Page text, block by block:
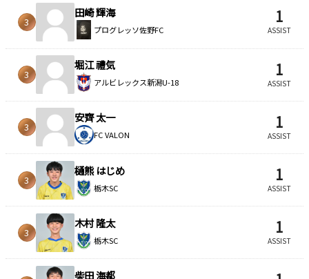
3
田崎 輝海
プログレッソ佐野FC
1
ASSIST
3
堀江 禮気
アルビレックス新潟U-18
1
ASSIST
3
安齊 太一
FC VALON
1
ASSIST
3
樋熊 はじめ
栃木SC
1
ASSIST
3
木村 隆太
栃木SC
1
ASSIST
柴田 海都